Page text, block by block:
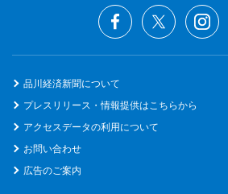
品川経済新聞について
プレスリリース・情報提供はこちらから
アクセスデータの利用について
お問い合わせ
広告のご案内